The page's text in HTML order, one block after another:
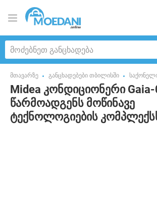
მთავარზე განცხადებები თბილისში
Midea კონდიციონერი
წარმოადგენს მოწინავე
ტექნოლოგიების